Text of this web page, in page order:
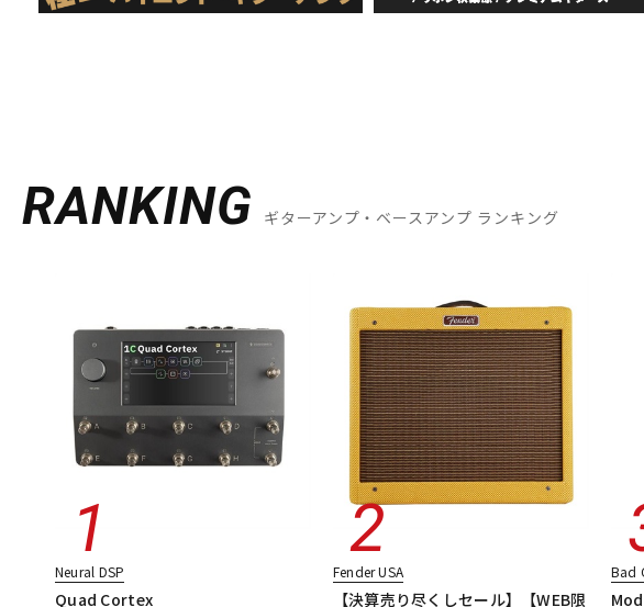
RANKING ギターアンプ・ベースアンプ ランキング
Neural DSP
Quad Cortex
Fender USA
【決算売り尽くしセール】【WEB限
Bad